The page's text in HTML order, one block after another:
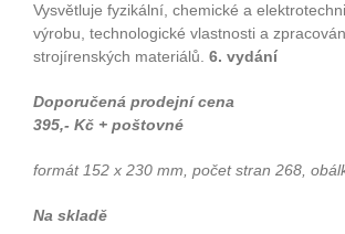
Vysvětluje fyzikální, chemické a
výrobu, technologické vlastnosti a
strojírenských materiálů. 6. vydání
Doporučená prodejní cena
395,- Kč + poštovné
formát 152 x 230 mm, počet stran 268,
Na skladě